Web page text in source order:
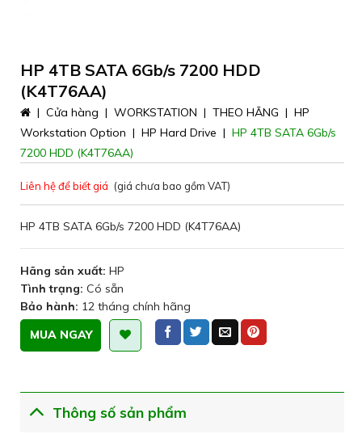
HP 4TB SATA 6Gb/s 7200 HDD
(K4T76AA)
| Cửa hàng | WORKSTATION | THEO HÃNG | HP
Workstation Option | HP Hard Drive | HP 4TB SATA 6Gb/s
7200 HDD (K4T76AA)
Liên hệ để biết giá (giá chưa bao gồm VAT)
HP 4TB SATA 6Gb/s 7200 HDD (K4T76AA)
Hãng sản xuất: HP
Tình trạng: Có sẵn
Bảo hành: 12 tháng chính hãng
MUA NGAY
Thông số sản phẩm